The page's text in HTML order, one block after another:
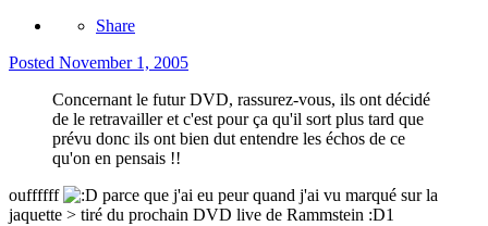
Share
Posted November 1, 2005
Concernant le futur DVD, rassurez-vous, ils ont décidé
de le retravailler et c'est pour ça qu'il sort plus tard que
prévu donc ils ont bien dut entendre les échos de ce
qu'on en pensais !!
ouffffff
parce que j'ai eu peur quand j'ai vu marqué sur la
jaquette > tiré du prochain DVD live de Rammstein :D1